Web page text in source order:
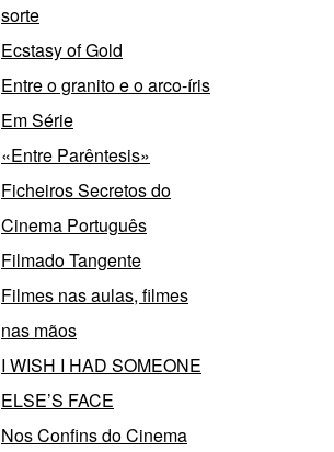
sorte
Ecstasy of Gold
Entre o granito e o arco-íris
Em Série
«Entre Parêntesis»
Ficheiros Secretos do
Cinema Português
Filmado Tangente
Filmes nas aulas, filmes
nas mãos
I WISH I HAD SOMEONE
ELSE’S FACE
Nos Confins do Cinema